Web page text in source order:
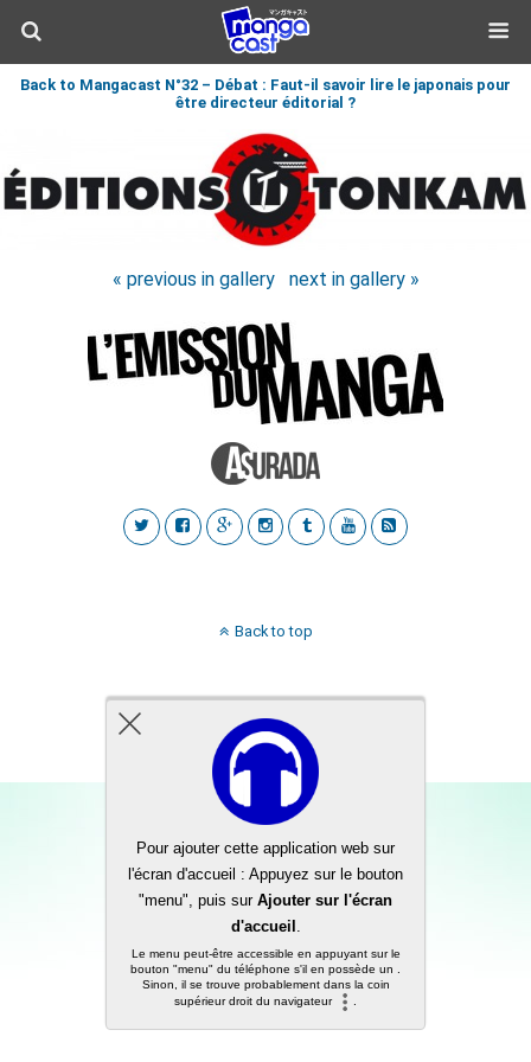
Back to Mangacast N°32 – Débat : Faut-il savoir lire le japonais pour
être directeur éditorial ?
« previous in gallery next in gallery »
Back to top